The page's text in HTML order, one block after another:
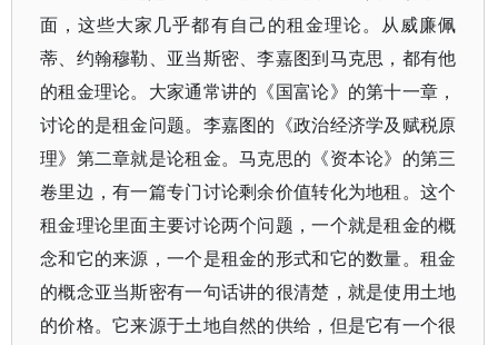
面，这些大家几乎都有自己的租金理论。从威廉佩
蒂、约翰穆勒、亚当斯密、李嘉图到马克思，都有他
的租金理论。大家通常讲的《国富论》的第十一章，
讨论的是租金问题。李嘉图的《政治经济学及赋税原
理》第二章就是论租金。马克思的《资本论》的第三
卷里边，有一篇专门讨论剩余价值转化为地租。这个
租金理论里面主要讨论两个问题，一个就是租金的概
念和它的来源，一个是租金的形式和它的数量。租金
的概念亚当斯密有一句话讲的很清楚，就是使用土地
的价格。它来源于土地自然的供给，但是它有一个很